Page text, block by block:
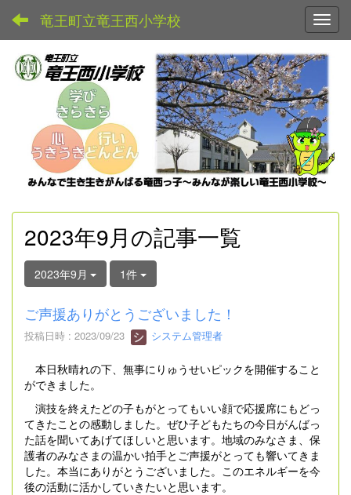
竜王町立竜王西小学校
2023年9月の記事一覧
2023年9月 1件
ご声援ありがとうございました！
投稿日時 : 2023/09/23 システム管理者
本日秋晴れの下、無事にりゅうせいピックを開催すること
ができました。
演技を終えたどの子もがとってもいい顔で応援席にもどっ
てきたことの感動しました。ぜひ子どもたちの今日がんばっ
た話を聞いてあげてほしいと思います。地域のみなさま、保
護者のみなさまの温かい拍手とご声援がとっても響いてきま
した。本当にありがとうございました。このエネルギーを今
後の活動に活かしていきたいと思います。